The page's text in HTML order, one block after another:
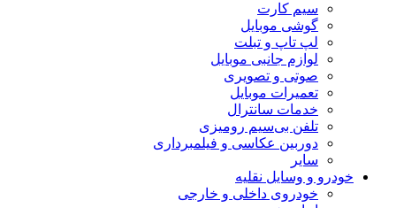
سیم کارت
گوشی موبایل
لپ تاپ و تبلت
لوازم جانبی موبایل
صوتی و تصویری
تعمیرات موبایل
خدمات سانترال
تلفن بی‌سیم رومیزی
دوربین عکاسی و فیلمبرداری
سایر
خودرو و وسایل نقلیه
خودروی داخلی و خارجی